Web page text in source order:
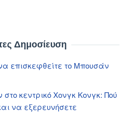
Δημοσίευση
επισκεφθείτε το Μπουσάν
κεντρικό Χονγκ Κονγκ: Πού
να εξερευνήσετε